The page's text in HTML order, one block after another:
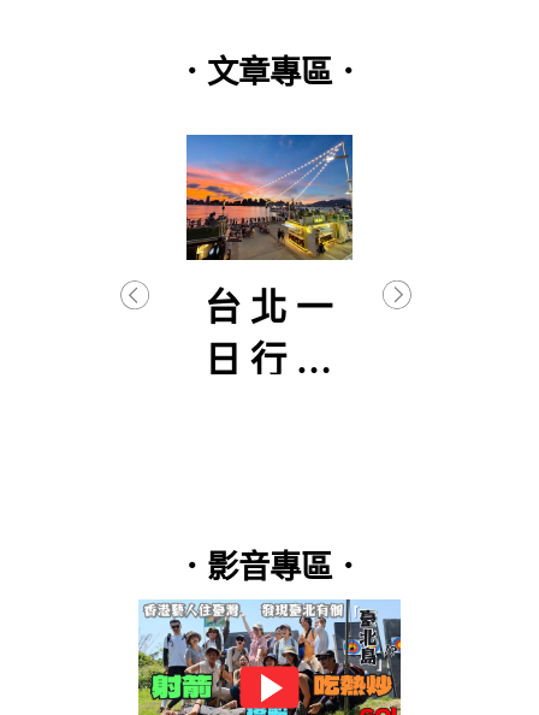
．文章專區．
台北一
日行程
．影音專區．